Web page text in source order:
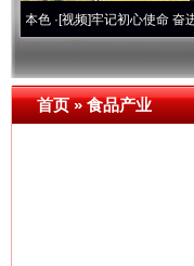
牢记初心使命 奋进复兴征程
首页»食品产业